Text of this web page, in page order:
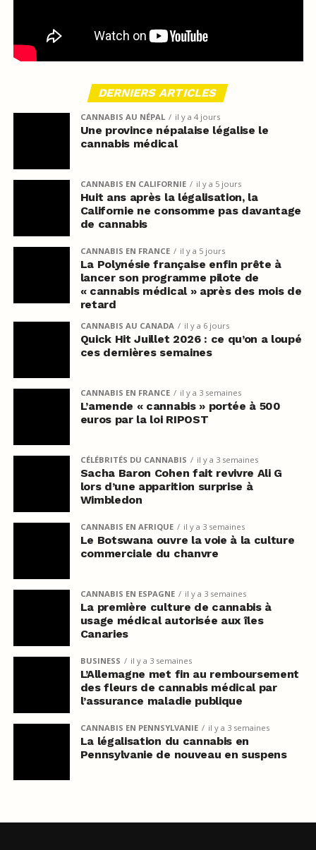
DERNIERS ARTICLES
CANNABIS AU NÉPAL il y a 4 jours
Une province népalaise légalise le
cannabis médical
CANNABIS EN CALIFORNIE il y a 5 jours
Huit ans après la légalisation, la
Californie ne consomme pas davantage
de cannabis
CANNABIS EN FRANCE il y a 5 jours
La Polynésie française enfin prête à
lancer son programme pilote de
« cannabis médical » après des mois de
retard
CANNABIS AU CANADA il y a 6 jours
Quick Hit Juillet 2026 : ce qu’on a loupé
ces dernières semaines
CANNABIS EN FRANCE il y a 3 semaines
L’amende « cannabis » portée à 500
euros par la loi RIPOST
CÉLÉBRITÉS DU CANNABIS il y a 3 semaines
Sacha Baron Cohen fait revivre Ali G
lors d’une apparition surprise à
Wimbledon
CANNABIS EN AFRIQUE il y a 3 semaines
Le Botswana ouvre la voie à la culture
commerciale du chanvre
CANNABIS EN ESPAGNE il y a 3 semaines
La première culture de cannabis à
usage médical autorisée aux îles
Canaries
BUSINESS il y a 3 semaines
L’Allemagne met fin au remboursement
des fleurs de cannabis médical par
l’assurance maladie publique
CANNABIS EN PENNSYLVANIE il y a 3 semaines
La légalisation du cannabis en
Pennsylvanie de nouveau en suspens